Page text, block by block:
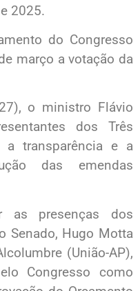
2025.
do Congresso
março a votação da
o ministro Flávio
dos Três
a transparência e a
das emendas
as presenças dos
Senado, Hugo Motta
(União-AP),
Congresso como